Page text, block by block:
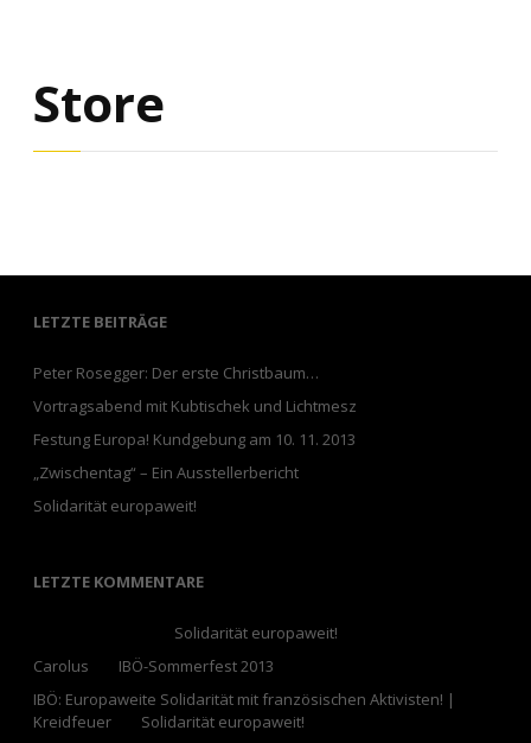
Store
LETZTE BEITRÄGE
Peter Rosegger: Der erste Christbaum…
Vortragsabend mit Kubtischek und Lichtmesz
Festung Europa! Kundgebung am 10. 11. 2013
„Zwischentag“ – Ein Ausstellerbericht
Solidarität europaweit!
LETZTE KOMMENTARE
Solidarität europaweit!
Carolus
IBÖ-Sommerfest 2013
IBÖ: Europaweite Solidarität mit französischen Aktivisten! |
Kreidfeuer
Solidarität europaweit!